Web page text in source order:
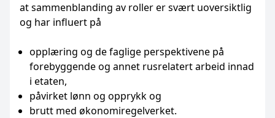
at sammenblanding av roller er svært uoversiktlig
og har influert på
opplæring og de faglige perspektivene på
forebyggende og annet rusrelatert arbeid innad
i etaten,
påvirket lønn og opprykk og
brutt med økonomiregelverket.